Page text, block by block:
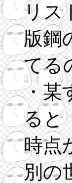
リス
版鋼
てる
・某
ると
時点
別の